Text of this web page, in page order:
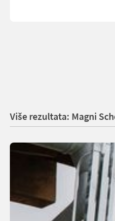
Više rezultata: Magni